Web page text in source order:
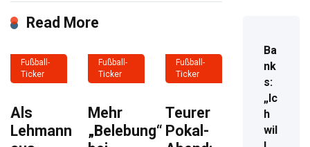
Read More
Fußball-
Ticker
Als
Lehmann
Fußball-
Ticker
Mehr
„Belebung“
Fußball-
Ticker
Teurer
Pokal-
Ba
nk
s:
„Ic
h
wil